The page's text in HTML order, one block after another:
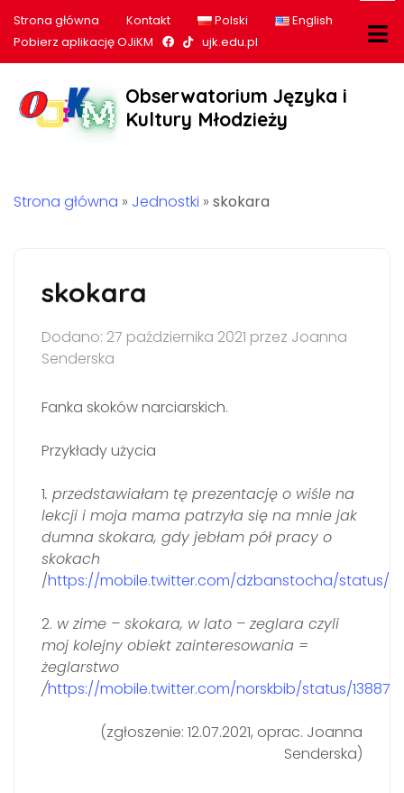
Strona główna Kontakt Polski
English
Pobierz aplikację OJiKM
Nasz profil na Facebook
Nasz profil na tiktok
ujk.edu.pl
Obserwatorium Języka i
Kultury Młodzieży
Strona główna » Jednostki » skokara
skokara
Dodano: 27 października 2021 przez Joanna
Senderska
Fanka skoków narciarskich.
Przykłady użycia
1. przedstawiałam tę prezentację o wiśle na
lekcji i moja mama patrzyła się na mnie jak
dumna skokara, gdy jebłam pół pracy o
skokach
/https://mobile.twitter.com/dzbanstocha/status/
2. w zime – skokara, w lato – zeglara czyli
moj kolejny obiekt zainteresowania =
żeglarstwo
/https://mobile.twitter.com/norskbib/status/
(zgłoszenie: 12.07.2021, oprac. Joanna
Senderska)